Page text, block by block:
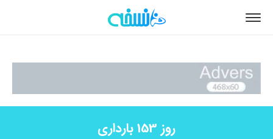
روز 153 بارداری